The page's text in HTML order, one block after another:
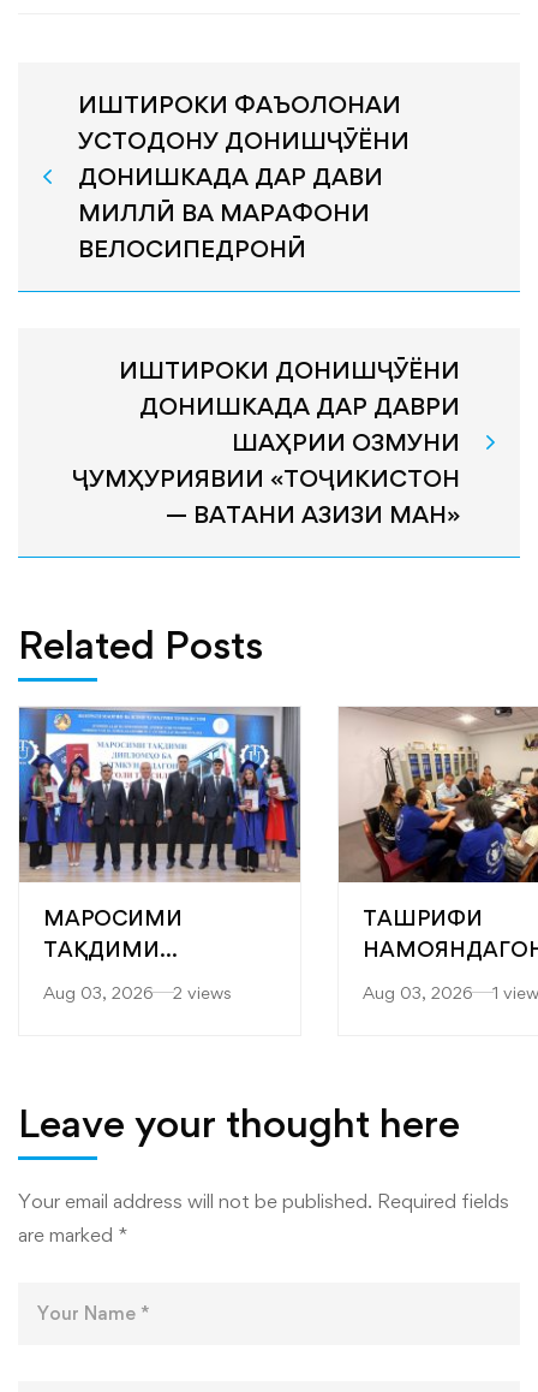
ИШТИРОКИ ФАЪОЛОНАИ
УСТОДОНУ ДОНИШҶӮЁНИ
ДОНИШКАДА ДАР ДАВИ
МИЛЛӢ ВА МАРАФОНИ
ВЕЛОСИПЕДРОНӢ
ИШТИРОКИ ДОНИШҶӮЁНИ
ДОНИШКАДА ДАР ДАВРИ
ШАҲРИИ ОЗМУНИ
ҶУМҲУРИЯВИИ «ТОҶИКИСТОН
— ВАТАНИ АЗИЗИ МАН»
Related Posts
МАРОСИМИ
ТАҚДИМИ
Aug 03, 2026 2 views
ТАШРИФИ
ДОНИШКАДА
Aug 03, 2026 1
Leave your thought here
Your email address will not be published. Required fields
are marked *